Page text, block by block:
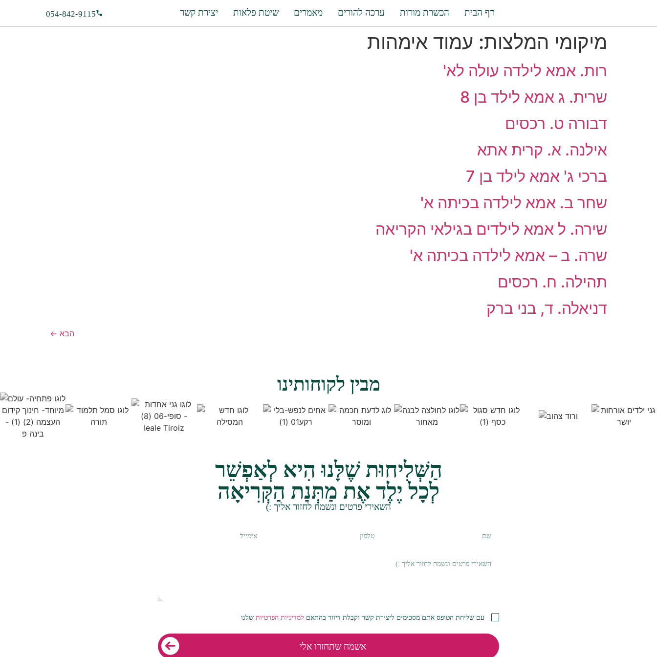
דף הבית הכשרת מורות ערכה להורים מאמרים שיטת פלאות יצירת קשר 054-842-9115
מיקומי המלצות: עמוד אימהות
רות. אמא לילדה עולה לא'
שרית. ג אמא לילד בן 8
דבורה ט. רכסים
אילנה. א. קרית אתא
ברכי ג' אמא לילד בן 7
שחר ב. אמא לילדה בכיתה א'
שירה. ל אמא לילדים בגילאי הקריאה
שרה. ב – אמא לילדה בכיתה א'
תהילה. ח. רכסים
דניאלה. ד, בני ברק
הבא ←
מבין לקוחותינו
הַשְּׁלִיחוּת שֶׁלָּנוּ הִיא לְאַפְשֵׁר
לְכָל יֶלֶד אֶת מַתְּנַת הַקְּרִיאָה
השאירי פרטים ונשמח לחזור אליך :)
עם שליחת הטופס אתם מסכימים ליצירת קשר וקבלת דיוור בהתאם למדיניות הפרטיות שלנו
אשמח שתחזרו אלי